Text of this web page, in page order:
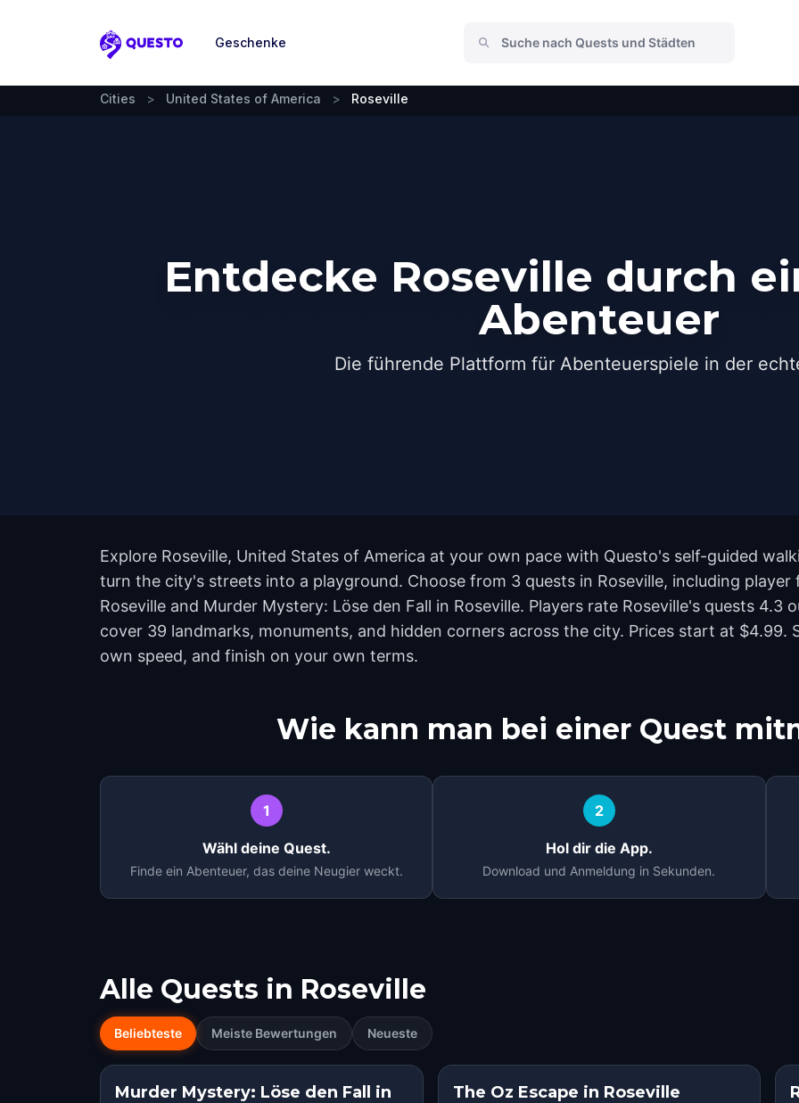
Questo
Geschenke
Cities > United States of America > Roseville
Entdecke Roseville durch
Abenteuer
Die führende Plattform für Abenteuerspiele in der
Explore Roseville, United States of America at your own pace with Questo's self-guided
turn the city's streets into a playground. Choose from 3 quests in Roseville, including player
Roseville and Murder Mystery: Löse den Fall in Roseville. Players rate Roseville's quests
cover 39 landmarks, monuments, and hidden corners across the city. Prices start at $4.99.
own speed, and finish on your own terms.
Wie kann man bei einer Quest
1
Wähl deine Quest.
Finde ein Abenteuer, das deine Neugier weckt.
2
Hol dir die App.
Download und Anmeldung in Sekunden.
Alle Quests in Roseville
Beliebteste Meiste Bewertungen Neueste
SQUAD CHALLENGE
Murder Mystery: Löse den Fall in
The Oz Escape in Roseville